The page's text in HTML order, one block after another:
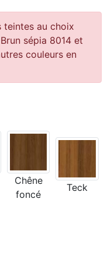
teintes au choix
sépia 8014 et
couleurs en
Chêne
foncé
Teck